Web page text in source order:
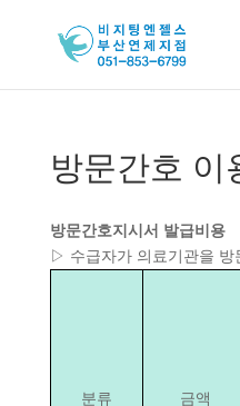
방문간호 이
방문간호지시서 발급비용
▷ 수급자가 의료기관을 방
분류 금액